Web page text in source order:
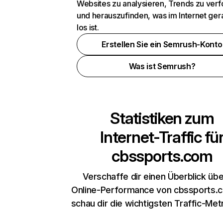
Websites zu analysieren, Trends zu
und herauszufinden, was im Internet
los ist.
Erstellen Sie ein Semrush-Konto
Was ist Semrush?
Statistiken zum
Internet-Traffic
cbssports.com
Verschaffe dir einen Überblick
Online-Performance von
schau dir die wichtigsten Traffic-